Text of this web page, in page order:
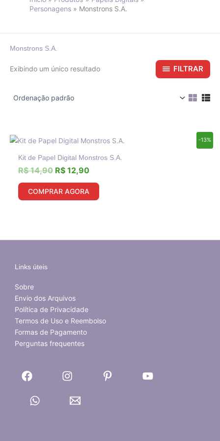
Personagens
Monstrons S.A.
Monstrons S.A.
Exibindo um único resultado FILTRAR
-13%
Kit de Papel Digital Monstros S.A.
R$14,90
O
original
era:
R$12,90
O
atual
é:
COMPRAR AGORA
Links úteis
Sobre
Envio dos Arquivos
Política de Privacidade
Termos de Uso e Reembolso
Formas de Pagamento
Perguntas frequentes